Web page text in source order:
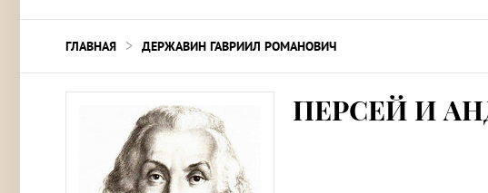
ГЛАВНАЯ > ДЕРЖАВИН ГАВРИИЛ РОМАНОВИЧ
ПЕРСЕЙ И